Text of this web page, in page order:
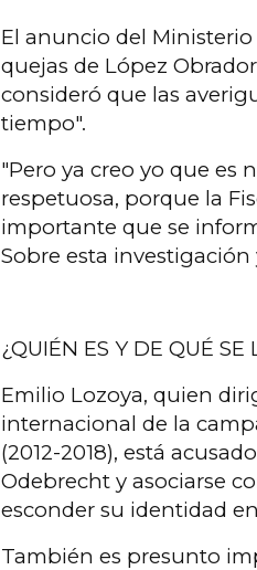
El anuncio del
quejas de López
consideró que las
tiempo".
"Pero ya creo yo que es
respetuosa, porque la
importante que se
Sobre esta investigación
¿QUIÉN ES Y DE QUÉ SE
Emilio Lozoya, quien
internacional de la
(2012-2018), está
Odebrecht y asociarse
esconder su identidad
También es presunto